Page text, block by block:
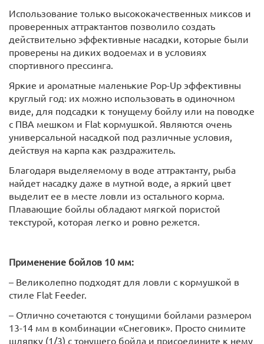
Использование только высококачественных миксов и
проверенных аттрактантов позволило создать
действительно эффективные насадки, которые были
проверены на диких водоемах и в условиях
спортивного прессинга.
Яркие и ароматные маленькие Pop-Up эффективны
круглый год: их можно использовать в одиночном
виде, для подсадки к тонущему бойлу или на поводке
с ПВА мешком и Flat кормушкой. Являются очень
универсальной насадкой под различные условия,
действуя на карпа как раздражитель.
Благодаря выделяемому в воде аттрактанту, рыба
найдет насадку даже в мутной воде, а яркий цвет
выделит ее в месте ловли из остального корма.
Плавающие бойлы обладают мягкой пористой
текстурой, которая легко и ровно режется.
Применение бойлов 10 мм:
– Великолепно подходят для ловли с кормушкой в
стиле Flat Feeder.
– Отлично сочетаются с тонущими бойлами размером
13-14 мм в комбинации «Снеговик». Просто снимите
шляпку (1/3) с тонущего бойла и присоедините к нему